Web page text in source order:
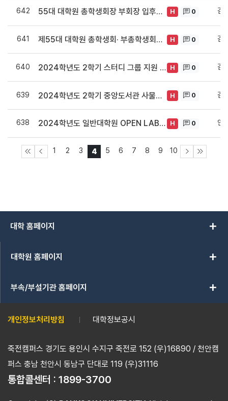
642 55대 대학원 총학생회장 부회장 입후보 등록마감 결과 공고 해드립니다. H 0 김
641 제55대 대학원 총학생회· 부총학생회장 입후보 및 선거일정 공고 H 0 김
640 2024학년도 2학기 스터디 그룹 지원 사업 선발 공고 H 0 김
639 2024학년도 2학기 중앙도서관 사물함 신청 안내 H 0 김
638 2024학년도 일반대학원 OPEN LAB FESTA 안내 H 0 안
1 2 3 4 5 6 7 8 9 10
대학 홈페이지 add
대학원 홈페이지 add
부속/부설기관 홈페이지 add
개인정보처리방침 대학정보공시
죽전캠퍼스 경기도 용인시 수지구 죽전로 152 (우)16890 / 천안캠
퍼스 충남 천안시 동남구 단대로 119 (우)31116
통합콜센터 : 1899-3700